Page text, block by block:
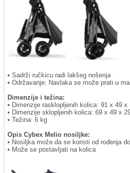
• Sadrži ručkicu radi lakšeg nošenja
• Održavanje: Navlaka se može prati u
Dimenzije i težina:
• Dimenzije rasklopljenih kolica: 91 x 49 x
• Dimenzije sklopljenih kolica: 69 x 49 x
• Težina: 6 kg
Opis Cybex Melio nosiljke:
• Nosiljka može da se koristi od rođenja
• Može se postavljati na kolica